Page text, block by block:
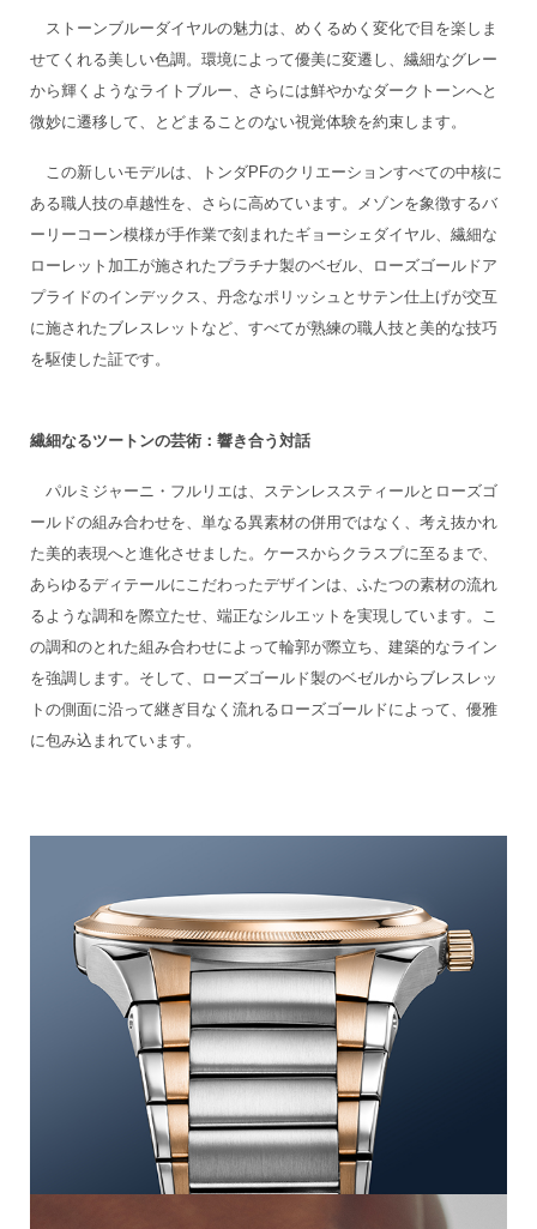
ストーンブルーダイヤルの魅力は、めくるめく変化で目を楽しま
せてくれる美しい色調。環境によって優美に変遷し、繊細なグレー
から輝くようなライトブルー、さらには鮮やかなダークトーンへと
微妙に遷移して、とどまることのない視覚体験を約束します。
この新しいモデルは、トンダPFのクリエーションすべての中核に
ある職人技の卓越性を、さらに高めています。メゾンを象徴するバ
ーリーコーン模様が手作業で刻まれたギョーシェダイヤル、繊細な
ローレット加工が施されたプラチナ製のベゼル、ローズゴールドア
プライドのインデックス、丹念なポリッシュとサテン仕上げが交互
に施されたブレスレットなど、すべてが熟練の職人技と美的な技巧
を駆使した証です。
繊細なるツートンの芸術：響き合う対話
パルミジャーニ・フルリエは、ステンレススティールとローズゴ
ールドの組み合わせを、単なる異素材の併用ではなく、考え抜かれ
た美的表現へと進化させました。ケースからクラスプに至るまで、
あらゆるディテールにこだわったデザインは、ふたつの素材の流れ
るような調和を際立たせ、端正なシルエットを実現しています。こ
の調和のとれた組み合わせによって輪郭が際立ち、建築的なライン
を強調します。そして、ローズゴールド製のベゼルからブレスレッ
トの側面に沿って継ぎ目なく流れるローズゴールドによって、優雅
に包み込まれています。